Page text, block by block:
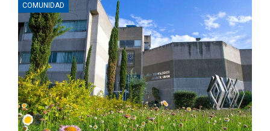
COMUNIDAD